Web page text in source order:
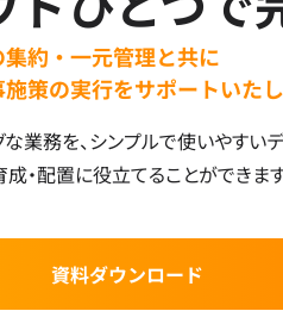
約・一元管理と共に
策の実行をサポートいたし
業務を、シンプルで使いやすい
・配置に役立てることができま
資料ダウンロード